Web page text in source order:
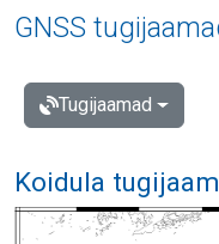
GNSS
Tugijaamad
Koidula tugijaam